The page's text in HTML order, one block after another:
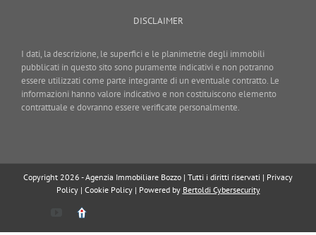
DISCLAIMER
I dati, la descrizione, le superfici e le planimetrie degli immobili
pubblicati in questo sito sono puramente indicativi e non potranno
essere utilizzati come parte integrante di un eventuale contratto. Le
informazioni hanno valore indicativo e non costituiscono elemento
contrattuale e dovranno essere verificate personalmente.
Copyright 2026 - Agenzia Immobiliare Bozzo | Tutti i diritti riservati | Privacy
Policy| Cookie Policy| Powered by Bertoldi Cybersecurity
YouTube
Immobiliare.it